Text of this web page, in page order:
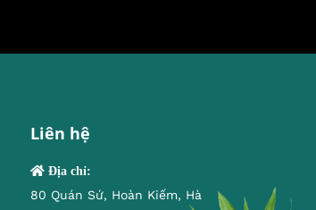
Liên hệ
Địa chỉ:
80 Quán Sứ, Hoàn Kiếm, Hà